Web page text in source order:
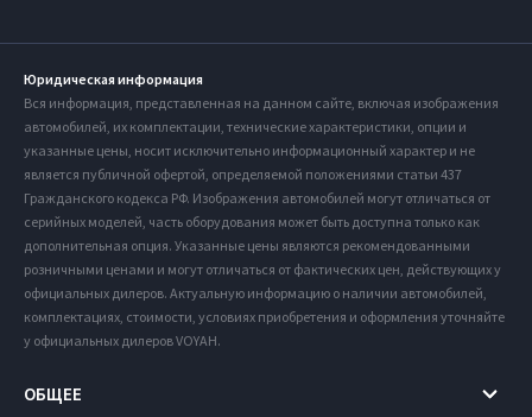
Юридическая информация
Вся информация, представленная на данном сайте, включая изображения
автомобилей, их комплектации, технические характеристики, опции и
указанные цены, носит исключительно информационный характер и не
является публичной офертой, определяемой положениями статьи 437
Гражданского кодекса РФ. Изображения автомобилей могут отличаться от
серийных моделей, часть оборудования может быть доступна только как
дополнительная опция. Указанные цены являются рекомендованными
розничными ценами и могут отличаться от фактических цен, действующих у
официальных дилеров. Актуальную информацию о наличии автомобилей,
комплектациях, стоимости, условиях приобретения и оформления уточняйте
у официальных дилеров VOYAH.
ОБЩЕЕ